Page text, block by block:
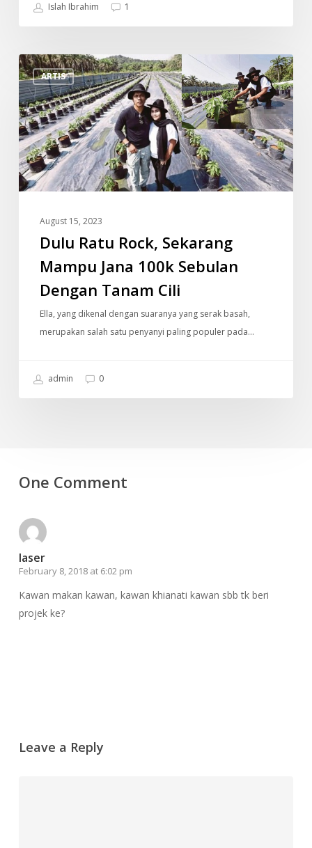
Islah Ibrahim 1
ARTIS
Dulu
Ratu
Rock,
Sekarang
Mampu
Jana
100k
Sebulan
TanamAugust 15, 2023
Dulu Ratu Rock, Sekarang
Mampu Jana 100k Sebulan
Dengan Tanam Cili
Ella, yang dikenal dengan suaranya yang serak basah,
merupakan salah satu penyanyi paling populer pada…
admin 0
One Comment
laser
February 8, 2018 at 6:02 pm
Kawan makan kawan, kawan khianati kawan sbb tk beri
projek ke?
Leave a Reply